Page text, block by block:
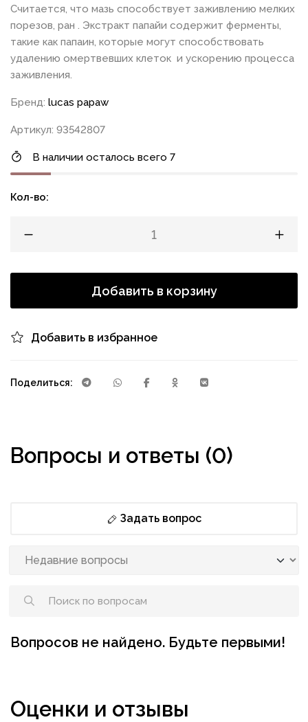
Считается, что мазь способствует заживлению мелких
порезов, ран . Экстракт папайи содержит ферменты,
такие как папаин, которые могут способствовать
удалению омертвевших клеток и ускорению процесса
заживления.
Бренд: lucas papaw
Артикул: 93542807
В наличии осталось всего 7
Кол-во:
Добавить в корзину
Добавить в избранное
Поделиться:
Вопросы и ответы (0)
Задать вопрос
Вопросов не найдено. Будьте первыми!
Оценки и отзывы